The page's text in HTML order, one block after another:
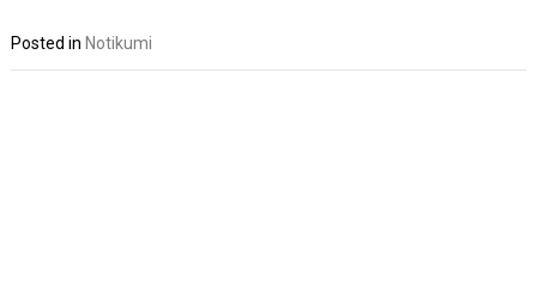
Posted in Notikumi